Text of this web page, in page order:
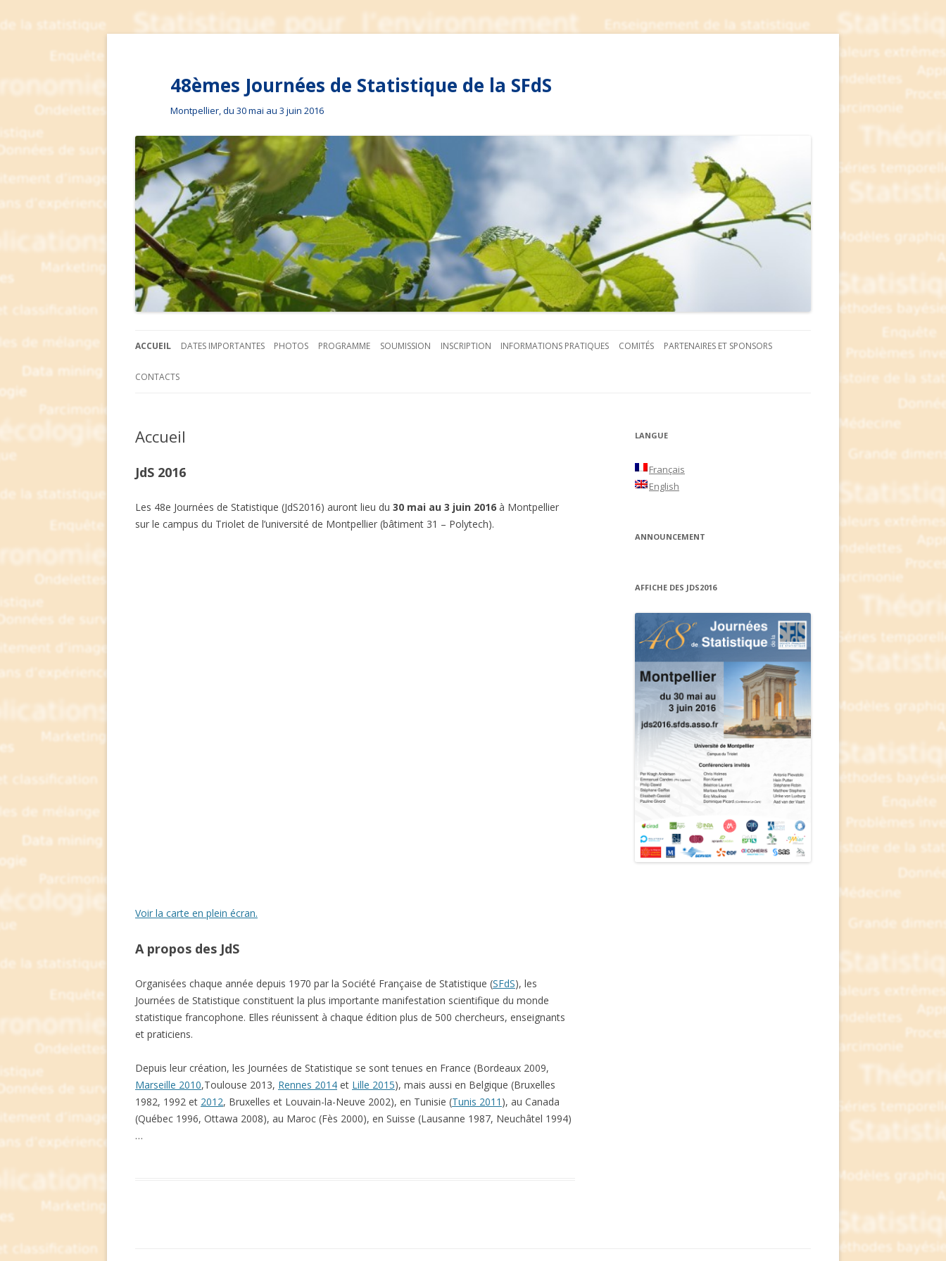
48èmes Journées de Statistique de la SFdS
Montpellier, du 30 mai au 3 juin 2016
ACCUEIL DATES IMPORTANTES PHOTOS PROGRAMME SOUMISSION INSCRIPTION INFORMATIONS PRATIQUES COMITÉS PARTENAIRES ET SPONSORS
CONTACTS
Accueil
JdS 2016
Les 48e Journées de Statistique (JdS2016) auront lieu du 30 mai au 3 juin 2016 à Montpellier
sur le campus du Triolet de l’université de Montpellier (bâtiment 31 – Polytech).
Voir la carte en plein écran.
A propos des JdS
Organisées chaque année depuis 1970 par la Société Française de Statistique (SFdS), les
Journées de Statistique constituent la plus importante manifestation scientifique du monde
statistique francophone. Elles réunissent à chaque édition plus de 500 chercheurs, enseignants
et praticiens.
Depuis leur création, les Journées de Statistique se sont tenues en France (Bordeaux 2009,
Marseille 2010,Toulouse 2013, Rennes 2014 et Lille 2015), mais aussi en Belgique (Bruxelles
1982, 1992 et 2012, Bruxelles et Louvain-la-Neuve 2002), en Tunisie (Tunis 2011 ), au Canada
(Québec 1996, Ottawa 2008), au Maroc (Fès 2000), en Suisse (Lausanne 1987, Neuchâtel 1994)
…
LANGUE
Français
English
ANNOUNCEMENT
AFFICHE DES JDS2016